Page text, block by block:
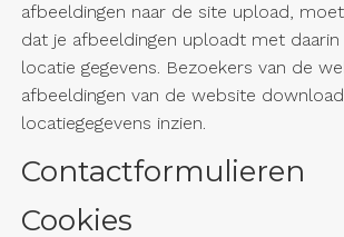
afbeeldingen naar de site upload,
dat je afbeeldingen uploadt met daarin
locatie gegevens. Bezoekers van de
afbeeldingen van de website
locatiegegevens inzien.
Contactformulieren
Cookies